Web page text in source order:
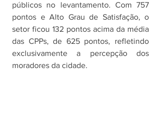
públicos no levantamento. Com 757
pontos e Alto Grau de Satisfação, o
setor ficou 132 pontos acima da média
das CPPs, de 625 pontos, refletindo
exclusivamente a percepção dos
moradores da cidade.